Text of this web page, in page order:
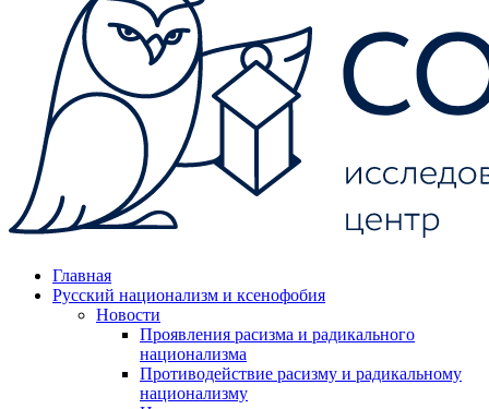
Главная
Русский национализм и ксенофобия
Новости
Проявления расизма и радикального
национализма
Противодействие расизму и радикальному
национализму